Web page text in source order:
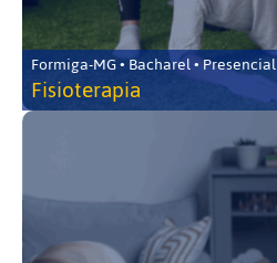
Formiga-MG • Bacharel • Presencial
Fisioterapia